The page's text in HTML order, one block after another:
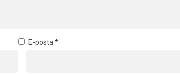
E-posta *